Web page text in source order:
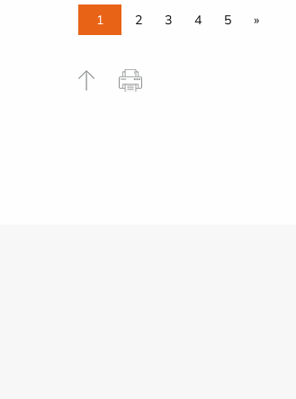
1 2 3 4 5 »